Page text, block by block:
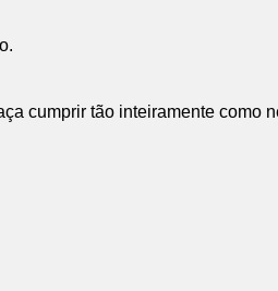
cumprir tão inteiramente como